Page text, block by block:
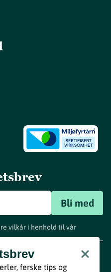
Bli med
vilkår i henhold til vår
ferske tips og